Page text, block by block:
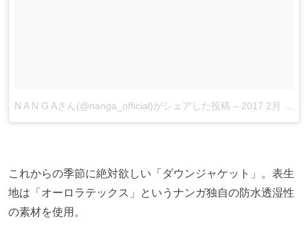
N A N G Aさん(@nanga_official)がシェアした投稿 – 2017 2月 5 7:29午後 PST
これからの季節に絶対欲しい「ダウンジャケット」。表生
地は「オーロラテックス」というナンガ独自の防水透湿性
の素材を使用。